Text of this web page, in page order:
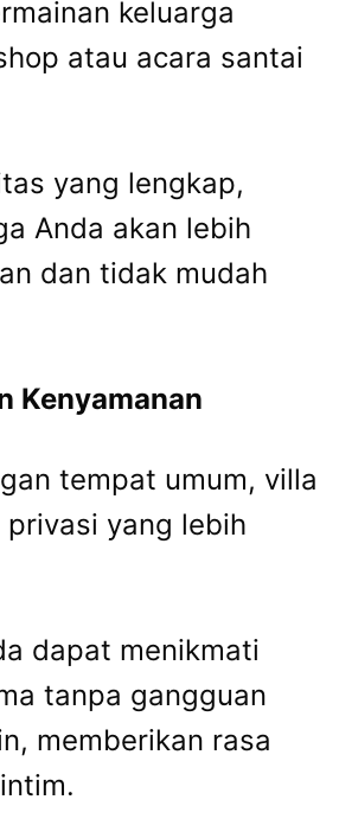
keluarga
atau acara santai
yang lengkap,
Anda akan lebih
dan tidak mudah
Kenyamanan
tempat umum, villa
yang lebih
dapat menikmati
tanpa gangguan
memberikan rasa